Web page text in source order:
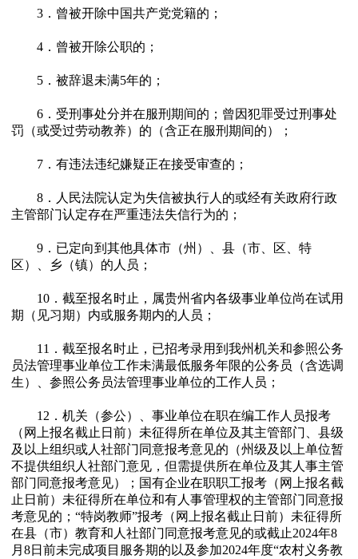
3．曾被开除中国共产党党籍的；
4．曾被开除公职的；
5．被辞退未满5年的；
6．受刑事处分并在服刑期间的；曾因犯罪受过刑事处
罚（或受过劳动教养）的（含正在服刑期间的）；
7．有违法违纪嫌疑正在接受审查的；
8．人民法院认定为失信被执行人的或经有关政府行政
主管部门认定存在严重违法失信行为的；
9．已定向到其他具体市（州）、县（市、区、特
区）、乡（镇）的人员；
10．截至报名时止，属贵州省内各级事业单位尚在试用
期（见习期）内或服务期内的人员；
11．截至报名时止，已招考录用到我州机关和参照公务
员法管理事业单位工作未满最低服务年限的公务员（含选调
生）、参照公务员法管理事业单位的工作人员；
12．机关（参公）、事业单位在职在编工作人员报考
（网上报名截止日前）未征得所在单位及其主管部门、县级
及以上组织或人社部门同意报考意见的（州级及以上单位暂
不提供组织人社部门意见，但需提供所在单位及其人事主管
部门同意报考意见）；国有企业在职职工报考（网上报名截
止日前）未征得所在单位和有人事管理权的主管部门同意报
考意见的；“特岗教师”报考（网上报名截止日前）未征得所
在县（市）教育和人社部门同意报考意见的或截止2024年8
月8日前未完成项目服务期的以及参加2024年度“农村义务教